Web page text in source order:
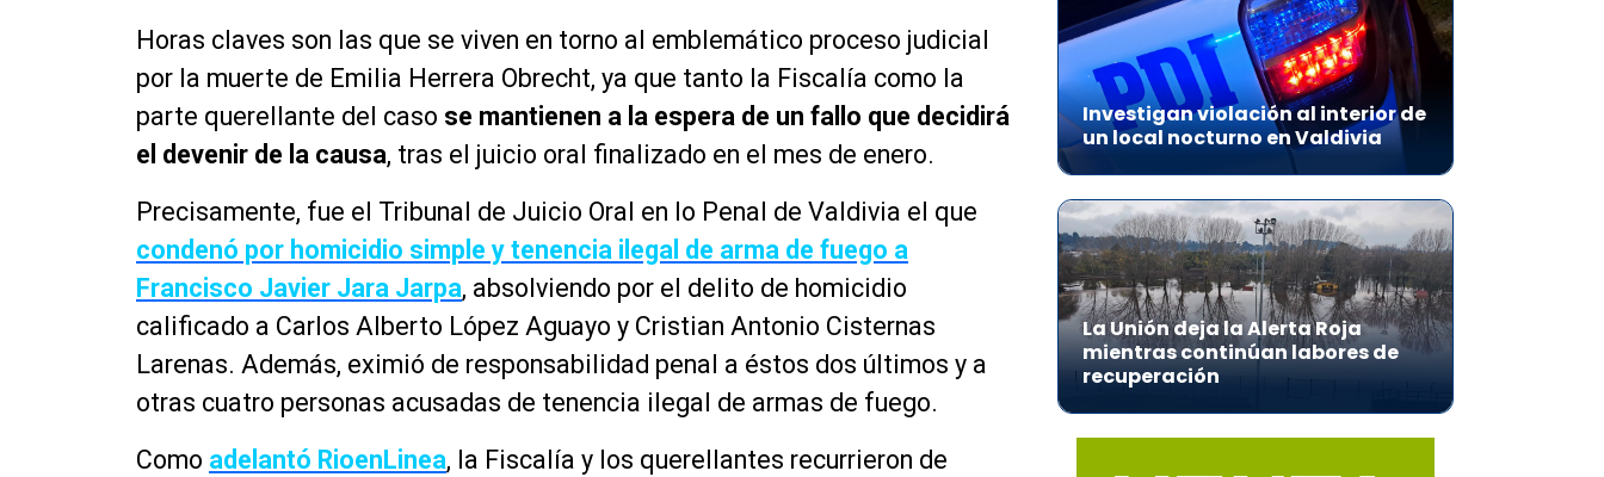
Horas claves son las que se viven en torno al emblemático proceso judicial
por la muerte de Emilia Herrera Obrecht, ya que tanto la Fiscalía como la
parte querellante del caso se mantienen a la espera de un fallo que decidirá
el devenir de la causa, tras el juicio oral finalizado en el mes de enero.
Precisamente, fue el Tribunal de Juicio Oral en lo Penal de Valdivia el que
condenó por homicidio simple y tenencia ilegal de arma de fuego a
Francisco Javier Jara Jarpa, absolviendo por el delito de homicidio
calificado a Carlos Alberto López Aguayo y Cristian Antonio Cisternas
Larenas. Además, eximió de responsabilidad penal a éstos dos últimos y a
otras cuatro personas acusadas de tenencia ilegal de armas de fuego.
Como adelantó RioenLinea, la Fiscalía y los querellantes recurrieron de
Investigan violación al interior de
un local nocturno en Valdivia
La Unión deja la Alerta Roja
mientras continúan labores de
recuperación